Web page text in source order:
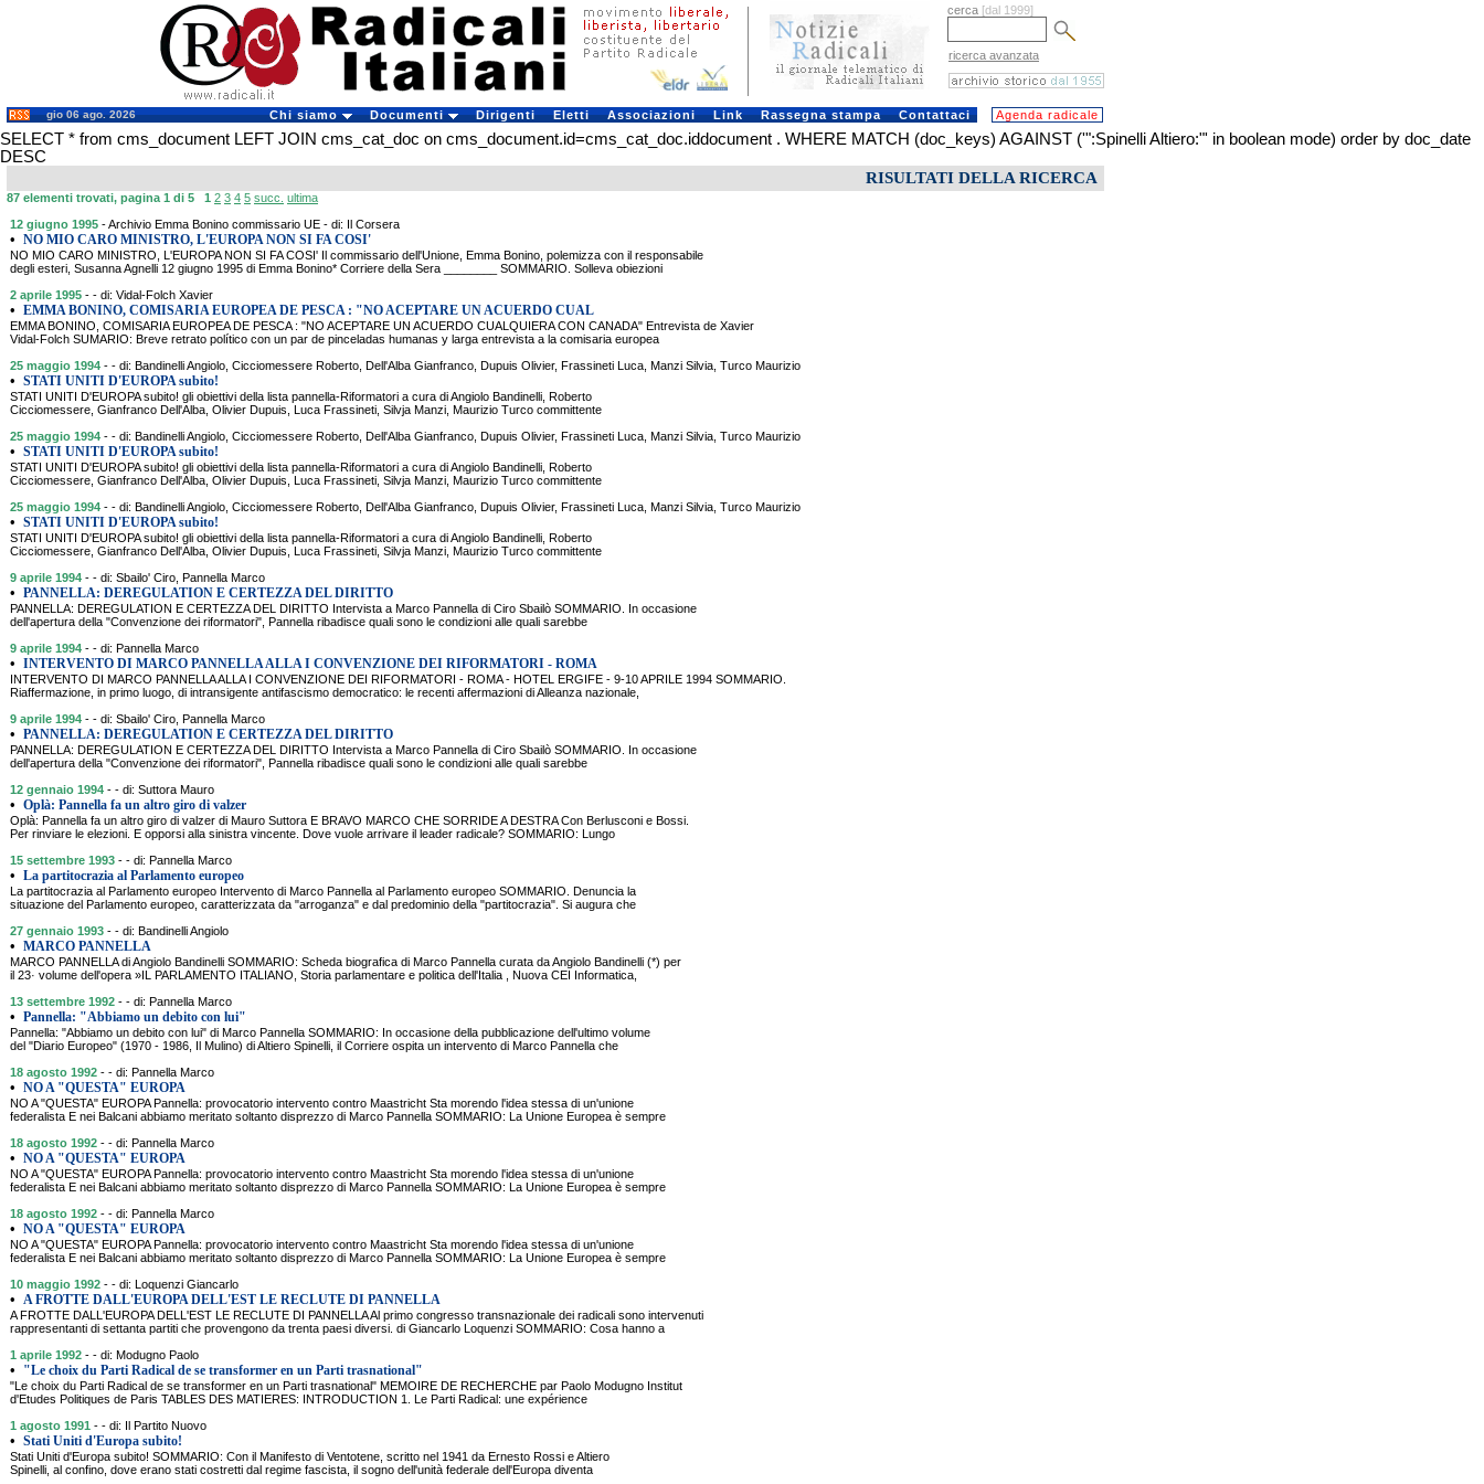
cerca [dal 1999]
ricerca avanzata
gio 06 ago. 2026 Chi siamo Documenti Dirigenti Eletti Associazioni Link Rassegna stampa Contattaci Agenda radicale
SELECT * from cms_document LEFT JOIN cms_cat_doc on cms_document.id=cms_cat_doc.iddocument . WHERE MATCH (doc_keys) AGAINST ('":Spinelli Altiero:"' in boolean mode) order by doc_date
DESC
RISULTATI DELLA RICERCA
87 elementi trovati, pagina 1 di 5 1 2 3 4 5 succ. ultima
12 giugno 1995 - Archivio Emma Bonino commissario UE - di: Il Corsera
• NO MIO CARO MINISTRO, L'EUROPA NON SI FA COSI'
NO MIO CARO MINISTRO, L'EUROPA NON SI FA COSI' Il commissario dell'Unione, Emma Bonino, polemizza con il responsabile
degli esteri, Susanna Agnelli 12 giugno 1995 di Emma Bonino* Corriere della Sera ________ SOMMARIO. Solleva obiezioni
2 aprile 1995 - - di: Vidal-Folch Xavier
• EMMA BONINO, COMISARIA EUROPEA DE PESCA : "NO ACEPTARE UN ACUERDO CUAL
EMMA BONINO, COMISARIA EUROPEA DE PESCA : "NO ACEPTARE UN ACUERDO CUALQUIERA CON CANADA" Entrevista de Xavier
Vidal-Folch SUMARIO: Breve retrato político con un par de pinceladas humanas y larga entrevista a la comisaria europea
25 maggio 1994 - - di: Bandinelli Angiolo, Cicciomessere Roberto, Dell'Alba Gianfranco, Dupuis Olivier, Frassineti Luca, Manzi Silvia, Turco Maurizio
• STATI UNITI D'EUROPA subito!
STATI UNITI D'EUROPA subito! gli obiettivi della lista pannella-Riformatori a cura di Angiolo Bandinelli, Roberto
Cicciomessere, Gianfranco Dell'Alba, Olivier Dupuis, Luca Frassineti, Silvja Manzi, Maurizio Turco committente
25 maggio 1994 - - di: Bandinelli Angiolo, Cicciomessere Roberto, Dell'Alba Gianfranco, Dupuis Olivier, Frassineti Luca, Manzi Silvia, Turco Maurizio
• STATI UNITI D'EUROPA subito!
STATI UNITI D'EUROPA subito! gli obiettivi della lista pannella-Riformatori a cura di Angiolo Bandinelli, Roberto
Cicciomessere, Gianfranco Dell'Alba, Olivier Dupuis, Luca Frassineti, Silvja Manzi, Maurizio Turco committente
25 maggio 1994 - - di: Bandinelli Angiolo, Cicciomessere Roberto, Dell'Alba Gianfranco, Dupuis Olivier, Frassineti Luca, Manzi Silvia, Turco Maurizio
• STATI UNITI D'EUROPA subito!
STATI UNITI D'EUROPA subito! gli obiettivi della lista pannella-Riformatori a cura di Angiolo Bandinelli, Roberto
Cicciomessere, Gianfranco Dell'Alba, Olivier Dupuis, Luca Frassineti, Silvja Manzi, Maurizio Turco committente
9 aprile 1994 - - di: Sbailo' Ciro, Pannella Marco
• PANNELLA: DEREGULATION E CERTEZZA DEL DIRITTO
PANNELLA: DEREGULATION E CERTEZZA DEL DIRITTO Intervista a Marco Pannella di Ciro Sbailò SOMMARIO. In occasione
dell'apertura della "Convenzione dei riformatori", Pannella ribadisce quali sono le condizioni alle quali sarebbe
9 aprile 1994 - - di: Pannella Marco
• INTERVENTO DI MARCO PANNELLA ALLA I CONVENZIONE DEI RIFORMATORI - ROMA
INTERVENTO DI MARCO PANNELLA ALLA I CONVENZIONE DEI RIFORMATORI - ROMA - HOTEL ERGIFE - 9-10 APRILE 1994 SOMMARIO.
Riaffermazione, in primo luogo, di intransigente antifascismo democratico: le recenti affermazioni di Alleanza nazionale,
9 aprile 1994 - - di: Sbailo' Ciro, Pannella Marco
• PANNELLA: DEREGULATION E CERTEZZA DEL DIRITTO
PANNELLA: DEREGULATION E CERTEZZA DEL DIRITTO Intervista a Marco Pannella di Ciro Sbailò SOMMARIO. In occasione
dell'apertura della "Convenzione dei riformatori", Pannella ribadisce quali sono le condizioni alle quali sarebbe
12 gennaio 1994 - - di: Suttora Mauro
• Oplà: Pannella fa un altro giro di valzer
Oplà: Pannella fa un altro giro di valzer di Mauro Suttora E BRAVO MARCO CHE SORRIDE A DESTRA Con Berlusconi e Bossi.
Per rinviare le elezioni. E opporsi alla sinistra vincente. Dove vuole arrivare il leader radicale? SOMMARIO: Lungo
15 settembre 1993 - - di: Pannella Marco
• La partitocrazia al Parlamento europeo
La partitocrazia al Parlamento europeo Intervento di Marco Pannella al Parlamento europeo SOMMARIO. Denuncia la
situazione del Parlamento europeo, caratterizzata da "arroganza" e dal predominio della "partitocrazia". Si augura che
27 gennaio 1993 - - di: Bandinelli Angiolo
• MARCO PANNELLA
MARCO PANNELLA di Angiolo Bandinelli SOMMARIO: Scheda biografica di Marco Pannella curata da Angiolo Bandinelli (*) per
il 23· volume dell'opera »IL PARLAMENTO ITALIANO, Storia parlamentare e politica dell'Italia , Nuova CEI Informatica,
13 settembre 1992 - - di: Pannella Marco
• Pannella: "Abbiamo un debito con lui"
Pannella: "Abbiamo un debito con lui" di Marco Pannella SOMMARIO: In occasione della pubblicazione dell'ultimo volume
del "Diario Europeo" (1970 - 1986, Il Mulino) di Altiero Spinelli, il Corriere ospita un intervento di Marco Pannella che
18 agosto 1992 - - di: Pannella Marco
• NO A "QUESTA" EUROPA
NO A "QUESTA" EUROPA Pannella: provocatorio intervento contro Maastricht Sta morendo l'idea stessa di un'unione
federalista E nei Balcani abbiamo meritato soltanto disprezzo di Marco Pannella SOMMARIO: La Unione Europea è sempre
18 agosto 1992 - - di: Pannella Marco
• NO A "QUESTA" EUROPA
NO A "QUESTA" EUROPA Pannella: provocatorio intervento contro Maastricht Sta morendo l'idea stessa di un'unione
federalista E nei Balcani abbiamo meritato soltanto disprezzo di Marco Pannella SOMMARIO: La Unione Europea è sempre
18 agosto 1992 - - di: Pannella Marco
• NO A "QUESTA" EUROPA
NO A "QUESTA" EUROPA Pannella: provocatorio intervento contro Maastricht Sta morendo l'idea stessa di un'unione
federalista E nei Balcani abbiamo meritato soltanto disprezzo di Marco Pannella SOMMARIO: La Unione Europea è sempre
10 maggio 1992 - - di: Loquenzi Giancarlo
• A FROTTE DALL'EUROPA DELL'EST LE RECLUTE DI PANNELLA
A FROTTE DALL'EUROPA DELL'EST LE RECLUTE DI PANNELLA Al primo congresso transnazionale dei radicali sono intervenuti
rappresentanti di settanta partiti che provengono da trenta paesi diversi. di Giancarlo Loquenzi SOMMARIO: Cosa hanno a
1 aprile 1992 - - di: Modugno Paolo
• "Le choix du Parti Radical de se transformer en un Parti trasnational"
"Le choix du Parti Radical de se transformer en un Parti trasnational" MEMOIRE DE RECHERCHE par Paolo Modugno Institut
d'Etudes Politiques de Paris TABLES DES MATIERES: INTRODUCTION 1. Le Parti Radical: une expérience
1 agosto 1991 - - di: Il Partito Nuovo
• Stati Uniti d'Europa subito!
Stati Uniti d'Europa subito! SOMMARIO: Con il Manifesto di Ventotene, scritto nel 1941 da Ernesto Rossi e Altiero
Spinelli, al confino, dove erano stati costretti dal regime fascista, il sogno dell'unità federale dell'Europa diventa